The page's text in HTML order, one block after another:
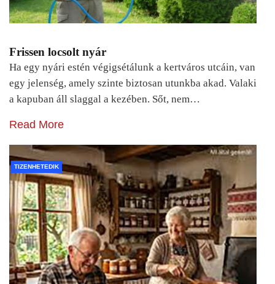
Frissen locsolt nyár
Ha egy nyári estén végigsétálunk a kertváros utcáin, van
egy jelenség, amely szinte biztosan utunkba akad. Valaki
a kapuban áll slaggal a kezében. Sőt, nem…
Read More
TIZENHETEDIK